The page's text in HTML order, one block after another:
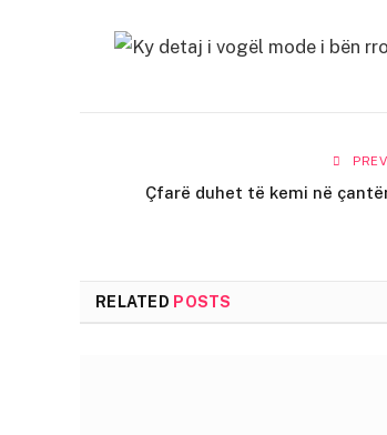
Çfarë duhet të kemi në
RELATED POSTS